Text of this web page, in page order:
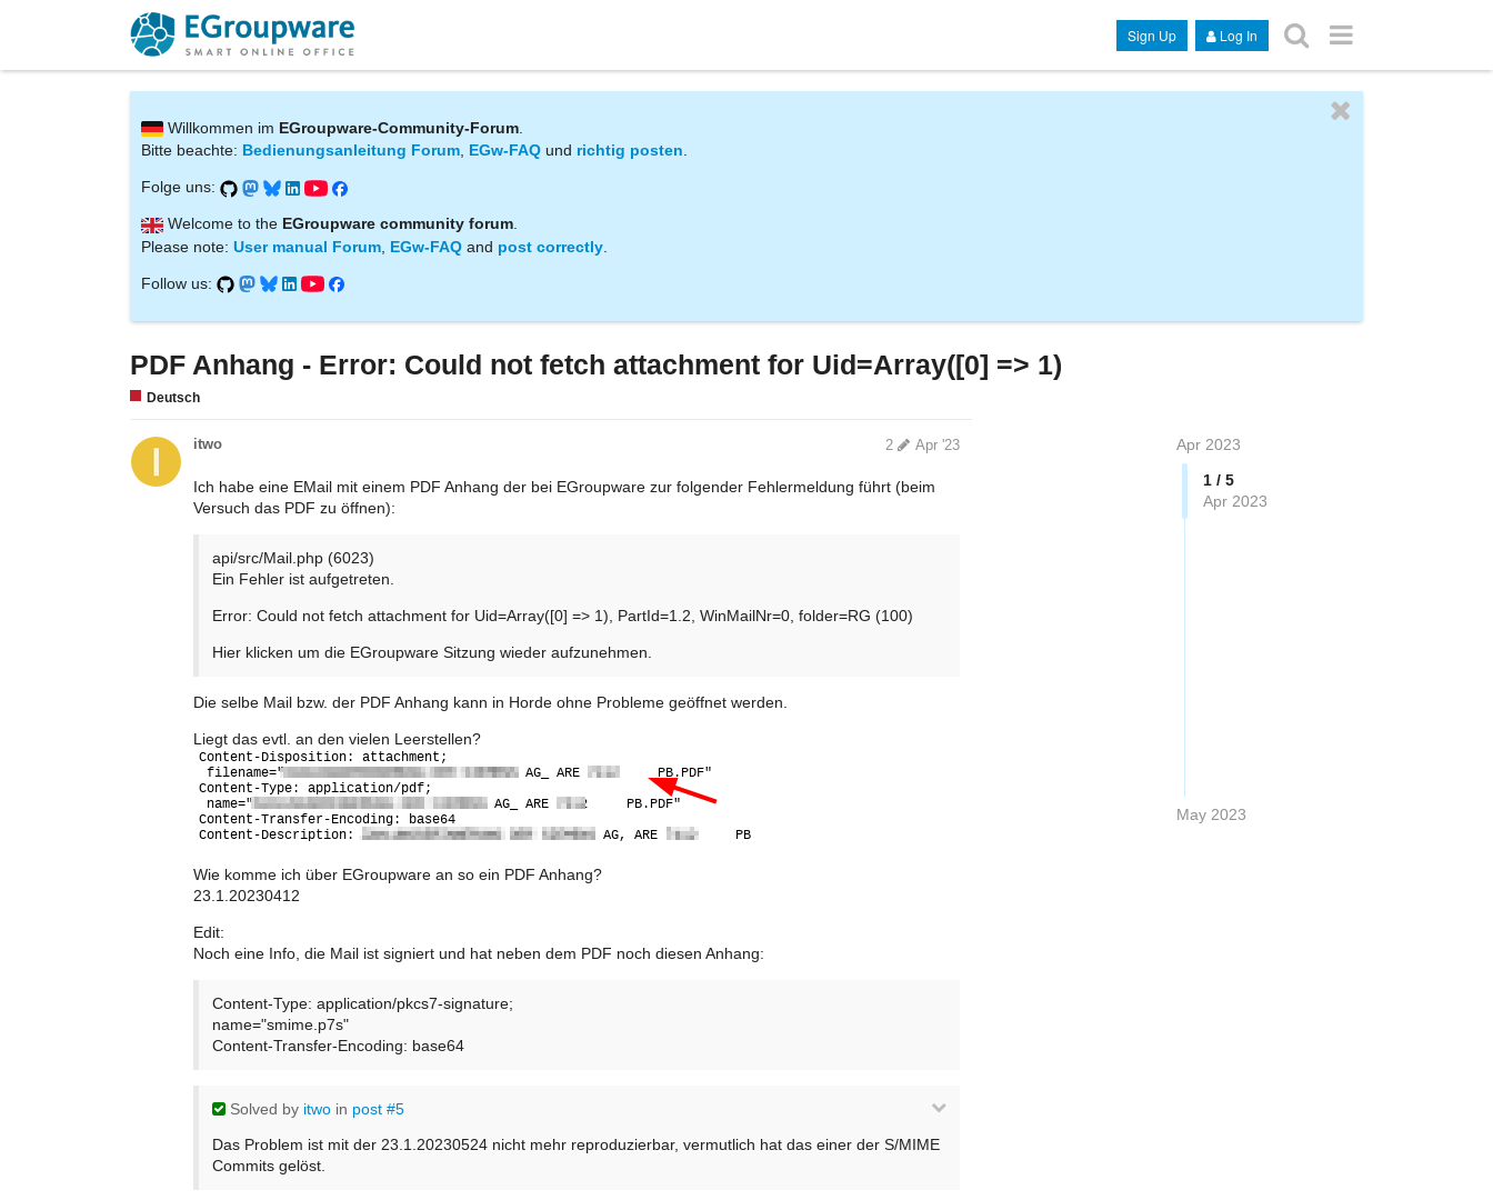
Sign Up Log In
Willkommen im EGroupware-Community-Forum
Bitte beachte: Bedienungsanleitung Forum, EGw-FAQ und richtig posten.
Folge uns:
Welcome to the EGroupware community forum.
Please note: User manual Forum EGw-FAQ and post correctly
Follow us:
PDF Anhang - Error: Could not fetch attachment for Uid=Array([0] => 1)
Deutsch
Apr 2023
1 / 5
Apr 2023
May 2023
itwo Apr '23
2
Ich habe eine EMail mit einem PDF Anhang der bei EGroupware zur folgender Fehlermeldung führt (beim
Versuch das PDF zu öffnen):
api/src/Mail.php (6023)
Ein Fehler ist aufgetreten.
Error: Could not fetch attachment for Uid=Array([0] => 1), PartId=1.2, WinMailNr=0, folder=RG (100)
Hier klicken um die EGroupware Sitzung wieder aufzunehmen.
Die selbe Mail bzw. der PDF Anhang kann in Horde ohne Probleme geöffnet werden.
Liegt das evtl. an den vielen Leerstellen?
Wie komme ich über EGroupware an so ein PDF Anhang?
23.1.20230412
Edit:
Noch eine Info, die Mail ist signiert und hat neben dem PDF noch diesen Anhang:
Content-Type: application/pkcs7-signature;
name="smime.p7s"
Content-Transfer-Encoding: base64
Solved by itwo in post #5
Das Problem ist mit der 23.1.20230524 nicht mehr reproduzierbar, vermutlich hat das einer der S/MIME
Commits gelöst.